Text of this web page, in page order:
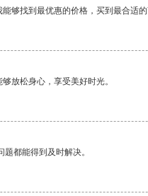
够找到最优惠的价格，买到最合适
放松身心，享受美好时光。
都能得到及时解决。